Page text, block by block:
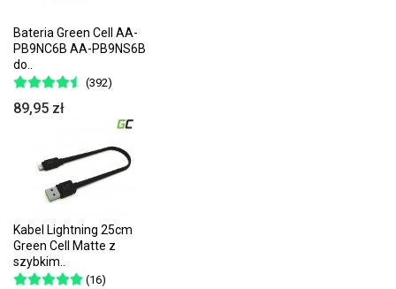
Bateria Green Cell AA-
PB9NC6B AA-PB9NS6B
do..
(392)
89,95 zł
Kabel Lightning 25cm
Green Cell Matte z
szybkim..
(16)